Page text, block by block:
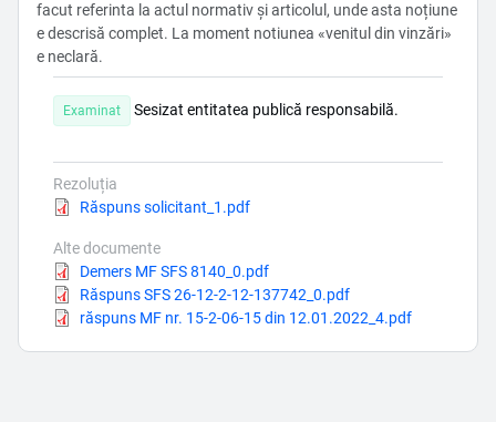
facut referinta la actul normativ și articolul, unde asta noțiune
e descrisă complet. La moment notiunea «venitul din vinzări»
e neclară.
Examinat Sesizat entitatea publică responsabilă.
Rezoluția
Document
Răspuns solicitant_1.pdf
Alte documente
Document
Demers MF SFS 8140_0.pdf
Document
Răspuns SFS 26-12-2-12-137742_0.pdf
Document
răspuns MF nr. 15-2-06-15 din 12.01.2022_4.pdf